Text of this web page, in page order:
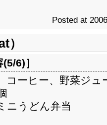
Posted at
）
(5/6)］
コーヒー、野菜ジュ
ニうどん弁当